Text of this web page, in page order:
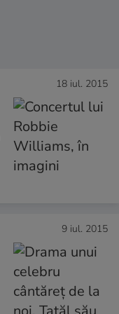
18 iul. 2015
9 iul. 2015